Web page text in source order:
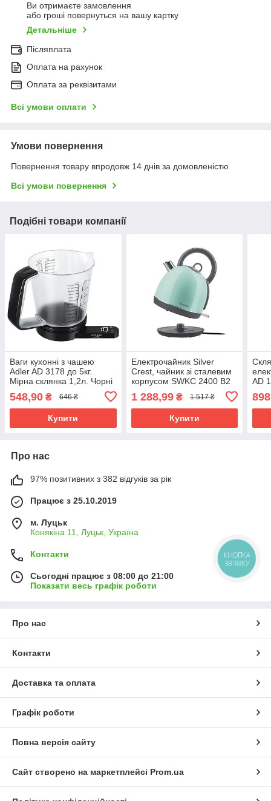
Ви отримаєте замовлення
або гроші повернуться на вашу картку
Детальніше
Післяплата
Оплата на рахунок
Оплата за реквізитами
Всі умови оплати
Умови повернення
Повернення товару впродовж 14 днів за домовленістю
Всі умови повернення
Подібні товари компанії
Ваги кухонні з чашею
Adler AD 3178 до 5кг.
Мірна склянка 1,2л. Чорні
548,90 ₴ 646 ₴
Купити
Електрочайник Silver
Crest, чайник зі сталевим
корпусом SWKC 2400 B2
1 288,99₴ 1 517 ₴
Купити
AD
Про нас
97% позитивних з 382 відгуків за рік
Працює з 25.10.2019
м. Луцьк
Конякіна 11, Луцьк, Україна
Контакти
Сьогодні працює з 08:00 до 21:00
Показати весь графік роботи
Про нас
Контакти
Доставка та оплата
Графік роботи
Повна версія сайту
Сайт створено на маркетплейсі Prom.ua
КНОПКА
ЗВ'ЯЗКУ